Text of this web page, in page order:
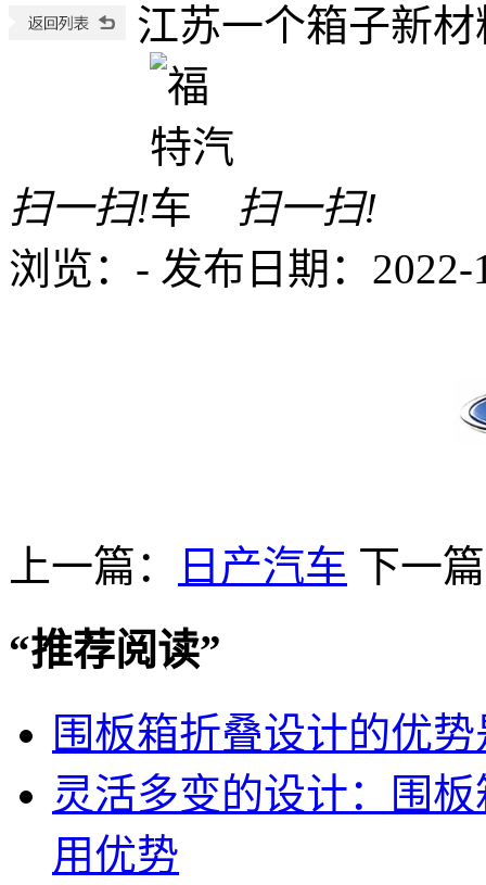
江苏一个箱子新
扫一扫!
扫一扫!
浏览： - 发布日期：2022-
上一篇： 日产汽车 下一
“推荐阅读”
围板箱折叠设计的优
灵活多变的设计：围
用优势